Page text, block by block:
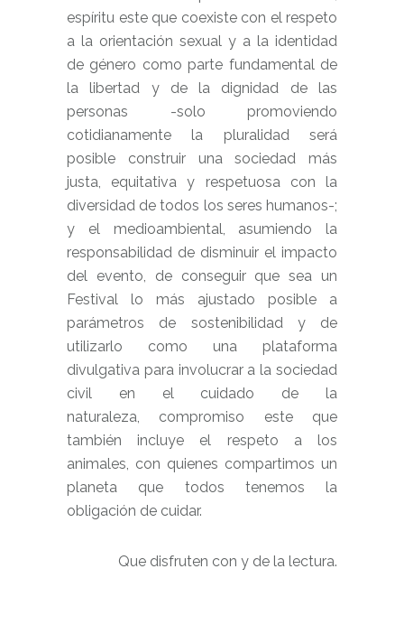
espíritu este que coexiste con el respeto
a la orientación sexual y a la identidad
de género como parte fundamental de
la libertad y de la dignidad de las
personas -solo promoviendo
cotidianamente la pluralidad será
posible construir una sociedad más
justa, equitativa y respetuosa con la
diversidad de todos los seres humanos-;
y el medioambiental, asumiendo la
responsabilidad de disminuir el impacto
del evento, de conseguir que sea un
Festival lo más ajustado posible a
parámetros de sostenibilidad y de
utilizarlo como una plataforma
divulgativa para involucrar a la sociedad
civil en el cuidado de la
naturaleza, compromiso este que
también incluye el respeto a los
animales, con quienes compartimos un
planeta que todos tenemos la
obligación de cuidar.
Que disfruten con y de la lectura.